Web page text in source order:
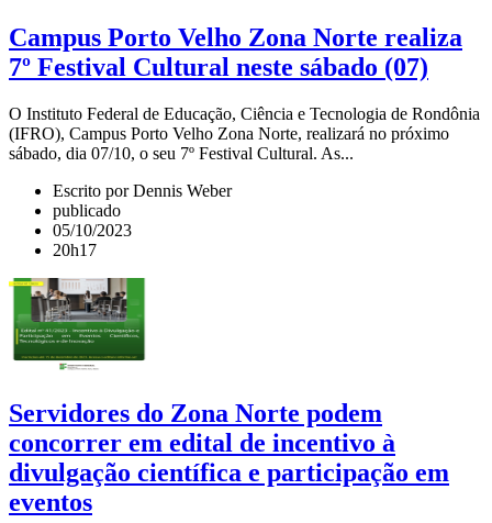
Campus Porto Velho Zona Norte realiza
7º Festival Cultural neste sábado (07)
O Instituto Federal de Educação, Ciência e Tecnologia de Rondônia
(IFRO), Campus Porto Velho Zona Norte, realizará no próximo
sábado, dia 07/10, o seu 7º Festival Cultural. As...
Escrito por Dennis Weber
publicado
05/10/2023
20h17
Servidores do Zona Norte podem
concorrer em edital de incentivo à
divulgação científica e participação em
eventos